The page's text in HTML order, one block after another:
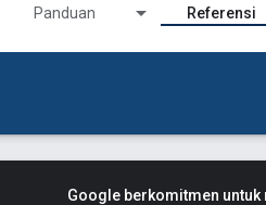
Panduan Referensi
Google berkomitmen